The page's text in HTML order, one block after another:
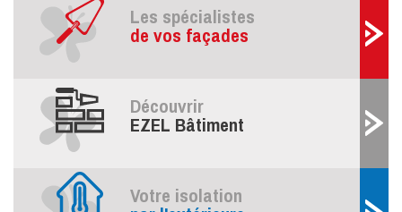
Les spécialistes
de vos façades
Découvrir
EZEL Bâtiment
Votre isolation